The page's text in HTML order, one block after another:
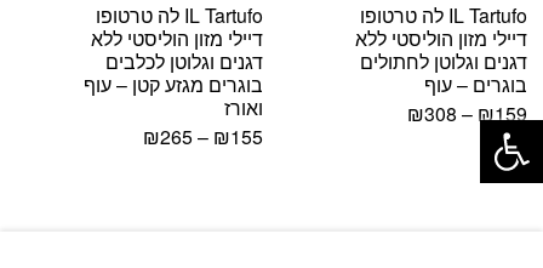
IL Tartufo לה טרטופו
דיילי מזון הוליסטי ללא
דגנים וגלוטן לחתולים
בוגרים – עוף
₪159
–
₪308
IL Tartufo לה טרטופו
דיילי מזון הוליסטי ללא
דגנים וגלוטן לכלבים
בוגרים מגזע קטן – עוף
ואורז
₪155
–
₪265 פתח סרגל נגישות